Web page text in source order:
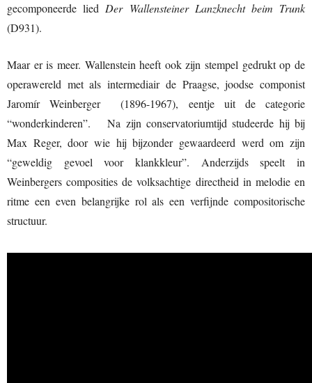
gecomponeerde lied Der Wallensteiner Lanzknecht beim Trunk
(D931).
Maar er is meer. Wallenstein heeft ook zijn stempel gedrukt op de
operawereld met als intermediair de Praagse, joodse componist
Jaromír Weinberger (1896-1967), eentje uit de categorie
“wonderkinderen”. Na zijn conservatoriumtijd studeerde hij bij
Max Reger, door wie hij bijzonder gewaardeerd werd om zijn
“geweldig gevoel voor klankkleur”. Anderzijds speelt in
Weinbergers composities de volksachtige directheid in melodie en
ritme een even belangrijke rol als een verfijnde compositorische
structuur.